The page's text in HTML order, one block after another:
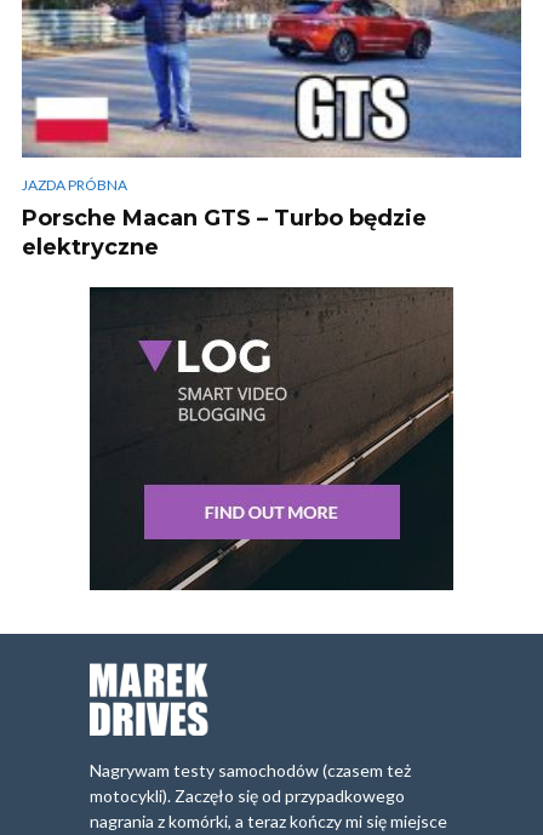
JAZDA PRÓBNA
Porsche Macan GTS – Turbo będzie
elektryczne
Nagrywam testy samochodów (czasem też
motocykli). Zaczęło się od przypadkowego
nagrania z komórki, a teraz kończy mi się miejsce